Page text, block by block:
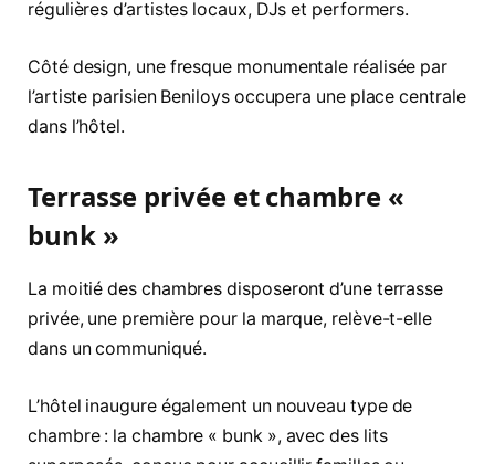
régulières d’artistes locaux, DJs et performers.
Côté design, une fresque monumentale réalisée par
l’artiste parisien Beniloys occupera une place centrale
dans l’hôtel.
Terrasse privée et chambre «
bunk »
La moitié des chambres disposeront d’une terrasse
privée, une première pour la marque, relève-t-elle
dans un communiqué.
L’hôtel inaugure également un nouveau type de
chambre : la chambre « bunk », avec des lits